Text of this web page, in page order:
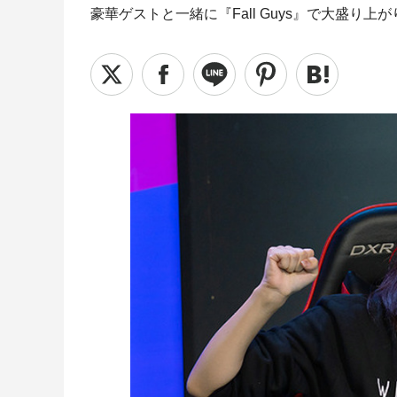
豪華ゲストと一緒に『Fall Guys』で大盛り上が